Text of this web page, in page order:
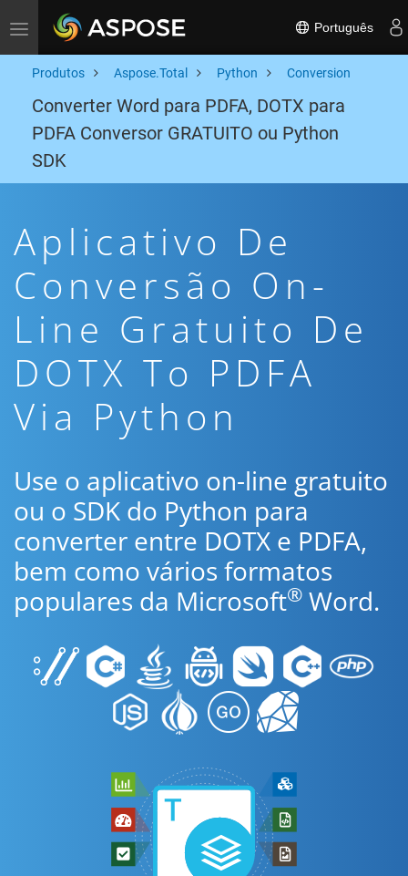
Toggle navigation Português
Produtos Aspose.Total Python Conversion
Converter Word para PDFA, DOTX para
PDFA Conversor GRATUITO ou Python
SDK
Aplicativo De
Conversão On-
Line Gratuito De
DOTX To PDFA
Via Python
Use o aplicativo on-line gratuito
ou o SDK do Python para
converter entre DOTX e PDFA,
bem como vários formatos
populares da Microsoft® Word.